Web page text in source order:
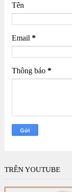
Tên
Email *
Thông báo *
TRÊN YOUTUBE